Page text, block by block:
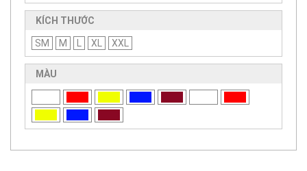
KÍCH THƯỚC
SM M L XL XXL
MÀU